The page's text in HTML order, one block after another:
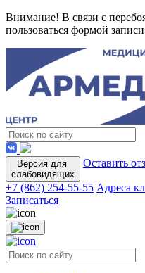
Внимание! В связи с
пользоваться формой
Версия для
слабовидящих
Оставить
+7 (862) 254-55-55 Адреса
Записаться